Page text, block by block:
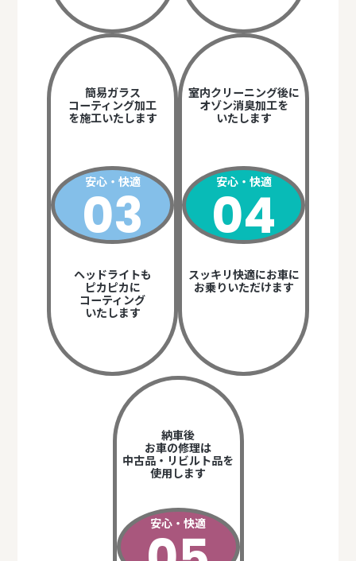
簡易ガラス
コーティング加工
を施工いたします
安心・快適
03
ヘッドライトも
ピカピカに
コーティング
いたします
室内クリーニング後に
オゾン消臭加工を
いたします
安心・快適
04
スッキリ快適にお車に
お乗りいただけます
納車後
お車の修理は
中古品・リビルト品を
使用します
安心・快適